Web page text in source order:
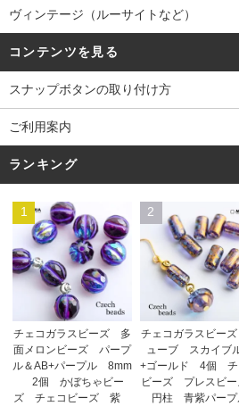
ヴィンテージ（ルーサイトなど）
コンテンツを見る
スナップボタンの取り付け方
ご利用案内
ランキング
1
チェコガラスビーズ 多
面メロンビーズ パープ
ル＆AB+パープル 8mm
2個 かぼちゃビー
ズ チェコビーズ 紫
2
チェコガラスビー
ューブ スカイブ
+ゴールド 4個 チ
ビーズ プレスビ
円柱 青紫パープ